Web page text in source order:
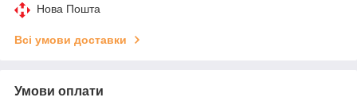
Нова Пошта
Всі умови доставки
Умови оплати